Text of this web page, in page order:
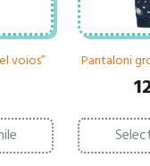
voios”
Acest
produs
are
Pantaloni